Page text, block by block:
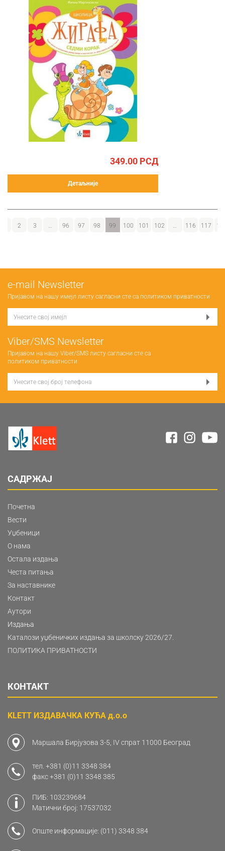
349.00 РСД
Детаљније
2 3 96 97 98 99 100 101 102 116 117
е-mail Newsletter
Пријавом на нашу имејл листу сагласни сте са политиком приватности
Viber/SMS Newsletter
Пријавом на нашу Viber/SMS листу сагласни сте са
политиком приватности
САДРЖАЈ
Почетна
Вести
Уџбеници
О нама
Остала издања
Честа питања
За наставнике
Контакт
Аутори
Издања
Каталози уџбеничких издања за школску 2026/27.
ПОЛИТИКА ПРИВАТНОСТИ
КОНТАКТ
KLETT ИЗДАВАЧКА КУЋА д.о.о
Маршала Бирјузова 3-5, IV спрат 11000 Београд
тел. +381 (0)11 3348 384
факс+381 (0)11 3348 385
ПИБ: 103239684
Матични број: 17537032
Опште информације: (011) 3348 384